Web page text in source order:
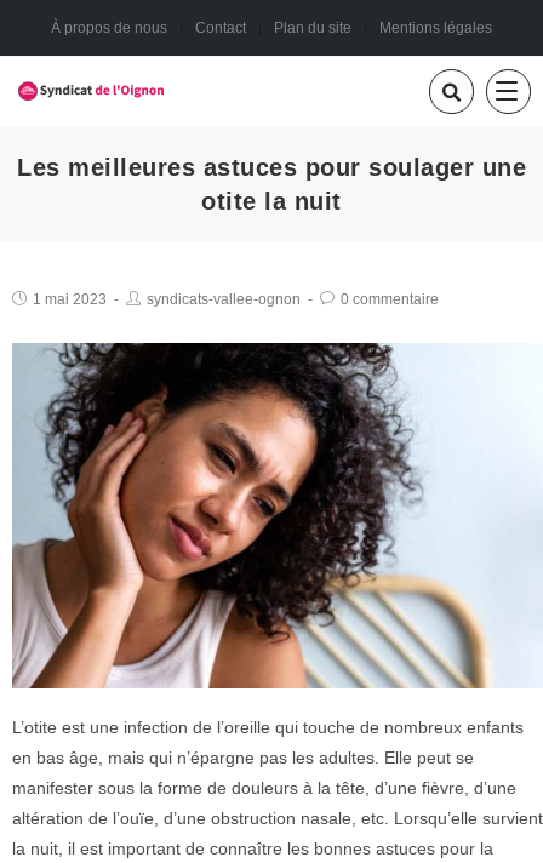
À propos de nous Contact Plan du site Mentions légales
Les meilleures astuces pour soulager une
otite la nuit
1 mai 2023 syndicats-vallee-ognon 0 commentaire
L’otite est une infection de l’oreille qui touche de nombreux enfants
en bas âge, mais qui n’épargne pas les adultes. Elle peut se
manifester sous la forme de douleurs à la tête, d’une fièvre, d’une
altération de l’ouïe, d’une obstruction nasale, etc. Lorsqu’elle survient
la nuit, il est important de connaître les bonnes astuces pour la